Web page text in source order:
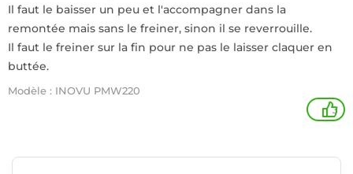
Il faut le baisser un peu et l'accompagner dans la
remontée mais sans le freiner, sinon il se reverrouille.
Il faut le freiner sur la fin pour ne pas le laisser claquer en
buttée.
Modèle : INOVU PMW220
3